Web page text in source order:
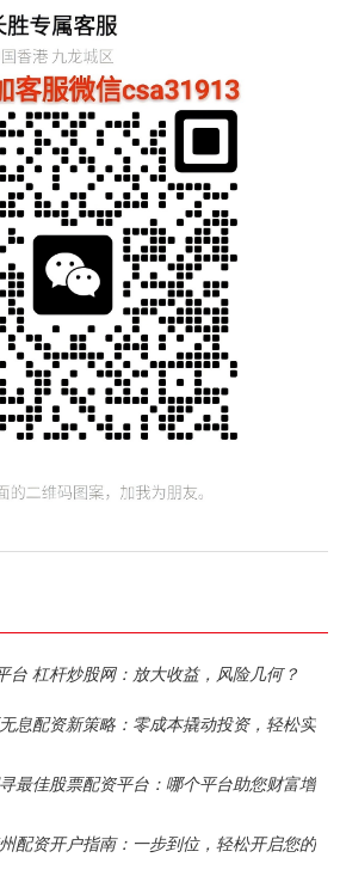
台 杠杆炒股网：放大收益，风险几何？
息配资新策略：零成本撬动投资，轻松实
最佳股票配资平台：哪个平台助您财富增
配资开户指南：一步到位，轻松开启您的